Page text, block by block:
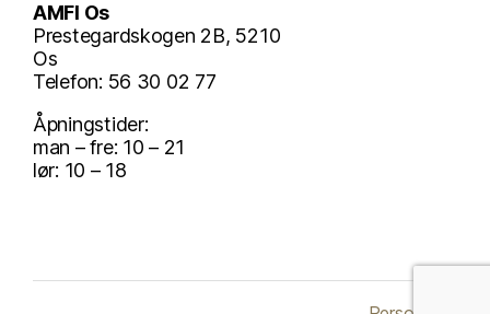
AMFI Os
Prestegardskogen 2B, 5210
Os
Telefon: 56 30 02 77
Åpningstider:
man – fre: 10 – 21
lør: 10 – 18